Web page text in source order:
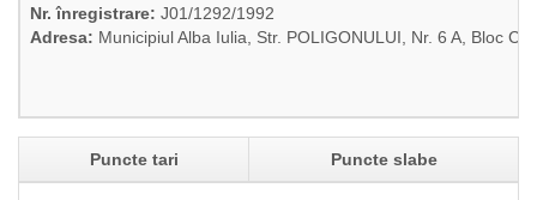
Nr. înregistrare: J01/1292/1992
Adresa: Municipiul Alba Iulia, Str. POLIGONULUI, Nr. 6 A, Bloc C
Puncte tari Puncte slabe